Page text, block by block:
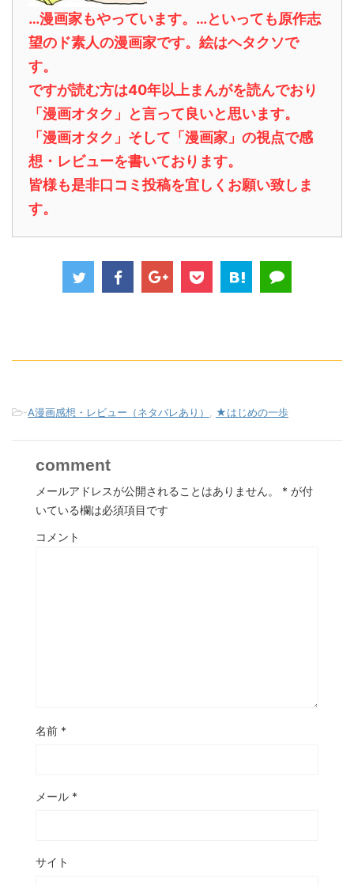
…漫画家もやっています。…といっても原作志
望のド素人の漫画家です。絵はヘタクソで
す。
ですが読む方は40年以上まんがを読んでおり
「漫画オタク」と言って良いと思います。
「漫画オタク」そして「漫画家」の視点で感
想・レビューを書いております。
皆様も是非口コミ投稿を宜しくお願い致しま
す。
-A漫画感想・レビュー（ネタバレあり） ★はじめの一歩
comment
メールアドレスが公開されることはありません。 * が付
いている欄は必須項目です
コメント
名前 *
メール *
サイト